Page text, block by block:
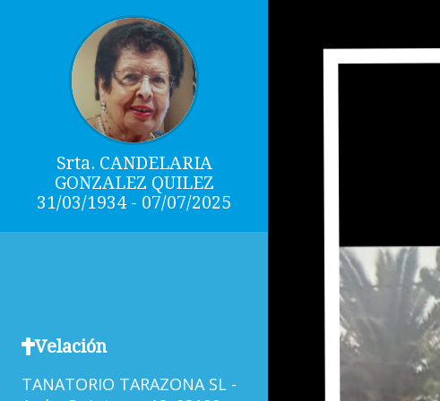
Srta. CANDELARIA
GONZALEZ QUILEZ
31/03/1934 - 07/07/2025
Velación
TANATORIO TARAZONA SL -